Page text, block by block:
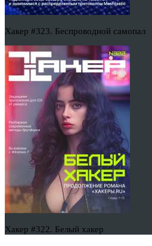
Хакер #323. Беспроводной самопал
Хакер #322. Белый хакер